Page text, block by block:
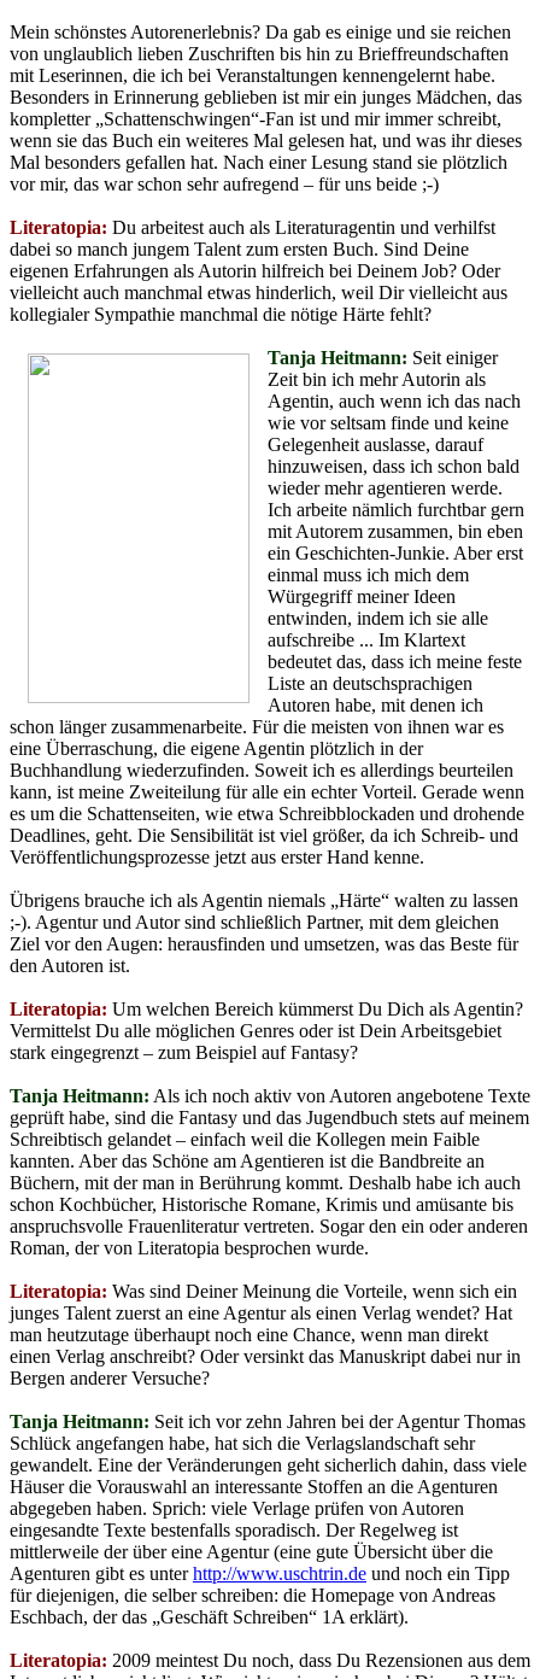
Mein schönstes Autorenerlebnis? Da gab es einige und sie reichen
von unglaublich lieben Zuschriften bis hin zu Brieffreundschaften
mit Leserinnen, die ich bei Veranstaltungen kennengelernt habe.
Besonders in Erinnerung geblieben ist mir ein junges Mädchen, das
kompletter „Schattenschwingen“-Fan ist und mir immer schreibt,
wenn sie das Buch ein weiteres Mal gelesen hat, und was ihr dieses
Mal besonders gefallen hat. Nach einer Lesung stand sie plötzlich
vor mir, das war schon sehr aufregend – für uns beide ;-)
Literatopia: Du arbeitest auch als Literaturagentin und verhilfst
dabei so manch jungem Talent zum ersten Buch. Sind Deine
eigenen Erfahrungen als Autorin hilfreich bei Deinem Job? Oder
vielleicht auch manchmal etwas hinderlich, weil Dir vielleicht aus
kollegialer Sympathie manchmal die nötige Härte fehlt?
Tanja Heitmann: Seit einiger
Zeit bin ich mehr Autorin als
Agentin, auch wenn ich das nach
wie vor seltsam finde und keine
Gelegenheit auslasse, darauf
hinzuweisen, dass ich schon bald
wieder mehr agentieren werde.
Ich arbeite nämlich furchtbar gern
mit Autorem zusammen, bin eben
ein Geschichten-Junkie. Aber erst
einmal muss ich mich dem
Würgegriff meiner Ideen
entwinden, indem ich sie alle
aufschreibe ... Im Klartext
bedeutet das, dass ich meine feste
Liste an deutschsprachigen
Autoren habe, mit denen ich
schon länger zusammenarbeite. Für die meisten von ihnen war es
eine Überraschung, die eigene Agentin plötzlich in der
Buchhandlung wiederzufinden. Soweit ich es allerdings beurteilen
kann, ist meine Zweiteilung für alle ein echter Vorteil. Gerade wenn
es um die Schattenseiten, wie etwa Schreibblockaden und drohende
Deadlines, geht. Die Sensibilität ist viel größer, da ich Schreib- und
Veröffentlichungsprozesse jetzt aus erster Hand kenne.
Übrigens brauche ich als Agentin niemals „Härte“ walten zu lassen
;-). Agentur und Autor sind schließlich Partner, mit dem gleichen
Ziel vor den Augen: herausfinden und umsetzen, was das Beste für
den Autoren ist.
Literatopia: Um welchen Bereich kümmerst Du Dich als Agentin?
Vermittelst Du alle möglichen Genres oder ist Dein Arbeitsgebiet
stark eingegrenzt – zum Beispiel auf Fantasy?
Tanja Heitmann: Als ich noch aktiv von Autoren angebotene Texte
geprüft habe, sind die Fantasy und das Jugendbuch stets auf meinem
Schreibtisch gelandet – einfach weil die Kollegen mein Faible
kannten. Aber das Schöne am Agentieren ist die Bandbreite an
Büchern, mit der man in Berührung kommt. Deshalb habe ich auch
schon Kochbücher, Historische Romane, Krimis und amüsante bis
anspruchsvolle Frauenliteratur vertreten. Sogar den ein oder anderen
Roman, der von Literatopia besprochen wurde.
Literatopia: Was sind Deiner Meinung die Vorteile, wenn sich ein
junges Talent zuerst an eine Agentur als einen Verlag wendet? Hat
man heutzutage überhaupt noch eine Chance, wenn man direkt
einen Verlag anschreibt? Oder versinkt das Manuskript dabei nur in
Bergen anderer Versuche?
Tanja Heitmann: Seit ich vor zehn Jahren bei der Agentur Thomas
Schlück angefangen habe, hat sich die Verlagslandschaft sehr
gewandelt. Eine der Veränderungen geht sicherlich dahin, dass viele
Häuser die Vorauswahl an interessante Stoffen an die Agenturen
abgegeben haben. Sprich: viele Verlage prüfen von Autoren
eingesandte Texte bestenfalls sporadisch. Der Regelweg ist
mittlerweile der über eine Agentur (eine gute Übersicht über die
Agenturen gibt es unterhttp://www.uschtrin.de und noch ein Tipp
für diejenigen, die selber schreiben: die Homepage von Andreas
Eschbach, der das „Geschäft Schreiben“ 1A erklärt).
Literatopia: 2009 meintest Du noch, dass Du Rezensionen aus dem